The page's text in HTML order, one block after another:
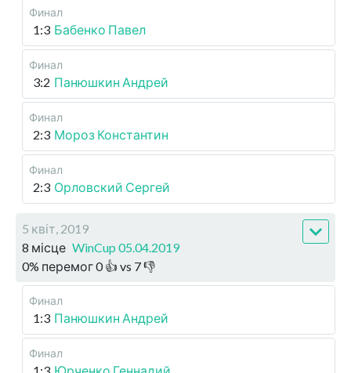
Финал
1:3 Бабенко Павел
Финал
3:2 Панюшкин Андрей
Финал
2:3 Мороз Константин
Финал
2:3 Орловский Сергей
5 квіт, 2019
8 місце WinCup 05.04.2019
0% перемог0👍 vs 7👎
Финал
1:3 Панюшкин Андрей
Финал